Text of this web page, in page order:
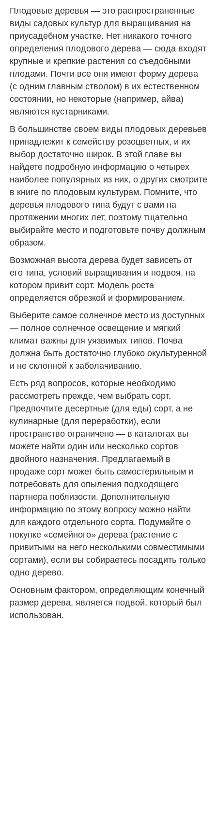
Плодовые деревья — это распространенные
виды садовых культур для выращивания на
приусадебном участке. Нет никакого точного
определения плодового дерева — сюда входят
крупные и крепкие растения со съедобными
плодами. Почти все они имеют форму дерева
(с одним главным стволом) в их естественном
состоянии, но некоторые (например, айва)
являются кустарниками.
В большинстве своем виды плодовых деревьев
принадлежит к семейству розоцветных, и их
выбор достаточно широк. В этой главе вы
найдете подробную информацию о четырех
наиболее популярных из них, о других смотрите
в книге по плодовым культурам. Помните, что
деревья плодового типа будут с вами на
протяжении многих лет, поэтому тщательно
выбирайте место и подготовьте почву должным
образом.
Возможная высота дерева будет зависеть от
его типа, условий выращивания и подвоя, на
котором привит сорт. Модель роста
определяется обрезкой и формированием.
Выберите самое солнечное место из доступных
— полное солнечное освещение и мягкий
климат важны для уязвимых типов. Почва
должна быть достаточно глубоко окультуренной
и не склонной к заболачиванию.
Есть ряд вопросов, которые необходимо
рассмотреть прежде, чем выбрать сорт.
Предпочтите десертные (для еды) сорт, а не
кулинарные (для переработки), если
пространство ограничено — в каталогах вы
можете найти один или несколько сортов
двойного назначения. Предлагаемый в
продаже сорт может быть самостерильным и
потребовать для опыления подходящего
партнера поблизости. Дополнительную
информацию по этому вопросу можно найти
для каждого отдельного сорта. Подумайте о
покупке «семейного» дерева (растение с
привитыми на него несколькими совместимыми
сортами), если вы собираетесь посадить только
одно дерево.
Основным фактором, определяющим конечный
размер дерева, является подвой, который был
использован.